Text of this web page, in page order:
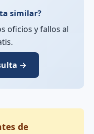
similar?
oficios y fallos al
→
de